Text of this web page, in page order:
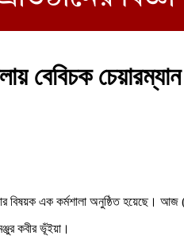
বেবিচক চেয়ারম্যান
এক কর্মশালা অনুষ্ঠিত হয়েছে। আজ
কবীর ভূঁইয়া।